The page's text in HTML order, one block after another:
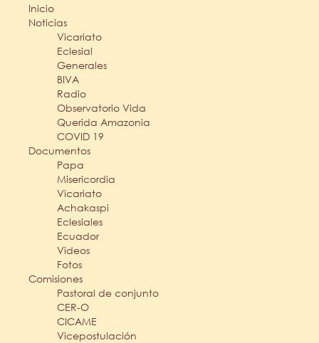
Inicio
Noticias
Vicariato
Eclesial
Generales
BIVA
Radio
Observatorio Vida
Querida Amazonia
COVID 19
Documentos
Papa
Misericordia
Vicariato
Achakaspi
Eclesiales
Ecuador
Videos
Fotos
Comisiones
Pastoral de conjunto
CER-O
CICAME
Vicepostulación